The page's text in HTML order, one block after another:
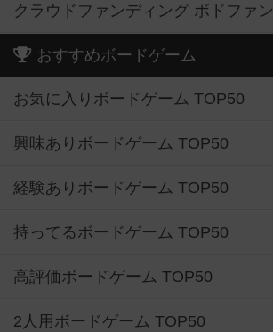
クラウドファンディング ボドファン
おすすめボードゲーム
お気に入りボードゲーム TOP50
興味ありボードゲーム TOP50
経験ありボードゲーム TOP50
持ってるボードゲーム TOP50
高評価ボードゲーム TOP50
2人用ボードゲーム TOP50